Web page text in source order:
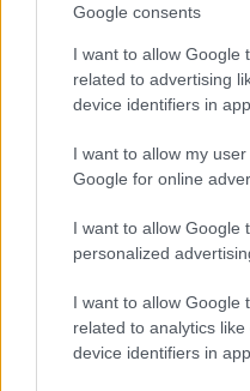
Google consents
I want to allow Google
related to advertising
device identifiers in
I want to allow my
Google for online
I want to allow Google
personalized
I want to allow Google
related to analytics
device identifiers in
Βαθμολογήθηκε με1από 5
Αξιολογήσεις
Κάνετε την πρώτη
Η ηλ. διεύθυνση σας δεν